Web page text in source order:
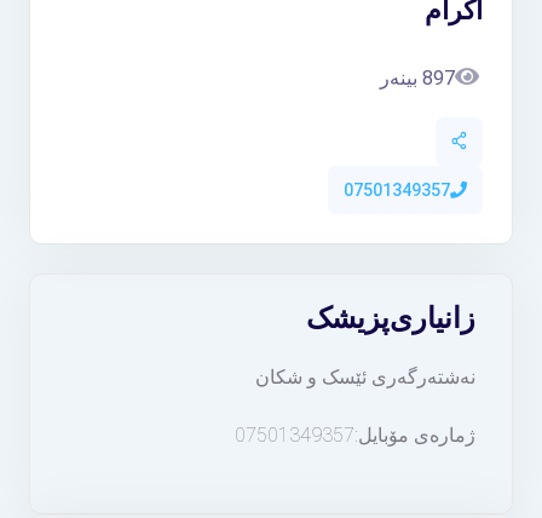
اکرام
897 بینەر
07501349357
پزیشکزانیاری
نەشتەرگەری ئێسک و شکان
ژمارەی مۆبایل:07501349357